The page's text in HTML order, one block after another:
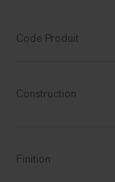
Code Produit
Construction
Finition